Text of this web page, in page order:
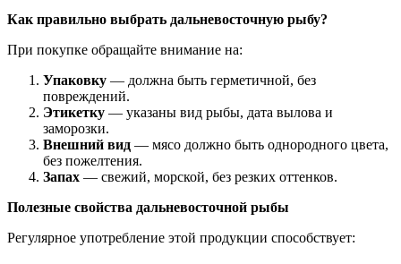
Как правильно выбрать дальневосточную рыбу?
При покупке обращайте внимание на:
Упаковку — должна быть герметичной, без
повреждений.
Этикетку — указаны вид рыбы, дата вылова и
заморозки.
Внешний вид — мясо должно быть однородного цвета,
без пожелтения.
Запах — свежий, морской, без резких оттенков.
Полезные свойства дальневосточной рыбы
Регулярное употребление этой продукции способствует: